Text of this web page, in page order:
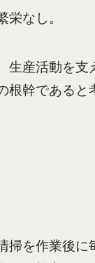
栄なし。
生産活動を支
根幹であると
掃を作業後に